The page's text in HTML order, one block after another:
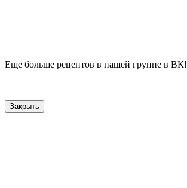
Еще больше рецептов в нашей группе в ВК!
Закрыть